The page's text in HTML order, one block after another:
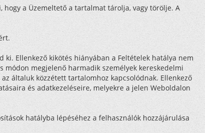
a Üzemeltető a tartalmat tárolja, vagy törölje. A
ki. Ellenkező kikötés hiányában a Feltételek hatálya nem
módon megjelenő harmadik személyek kereskedelmi
általuk közzétett tartalomhoz kapcsolódnak. Ellenkező
és adatkezeléseire, melyekre a jelen Weboldalon
hatályba lépéséhez a felhasználók hozzájárulása